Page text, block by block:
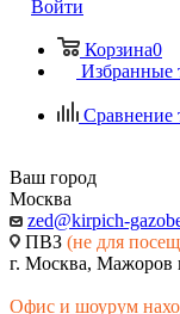
Войти
Корзина0
Избранные
Сравнение
Ваш город
Москва
zed@kirpich-
ПВЗ (не для
г. Москва, Мажоров
Офис и шоурум